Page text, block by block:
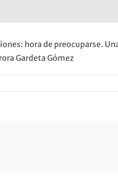
hora de preocuparse.
Gardeta Gómez